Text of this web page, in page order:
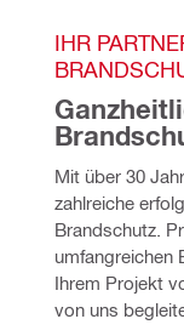
IHR
Mit über 30
zahlreiche
Brandschutz.
umfangreichen
Ihrem Projekt
von uns